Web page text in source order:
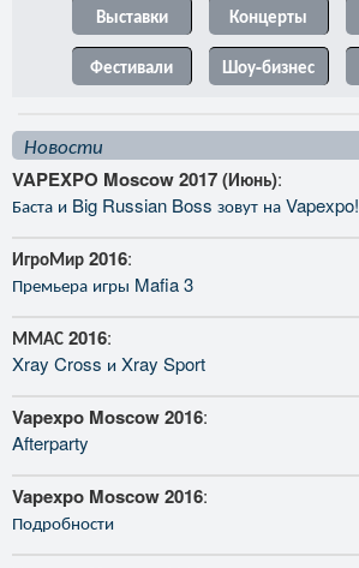
Выставки Концерты
Фестивали
Шоу-бизнес
Новости
VAPEXPO Moscow 2017 (Июнь):
Баста и Big Russian Boss зовут на Vapexpo!
ИгроМир 2016:
Премьера игры Mafia 3
ММАС 2016:
Xray Cross и Xray Sport
Vapexpo Moscow 2016:
Afterparty
Vapexpo Moscow 2016:
Подробности